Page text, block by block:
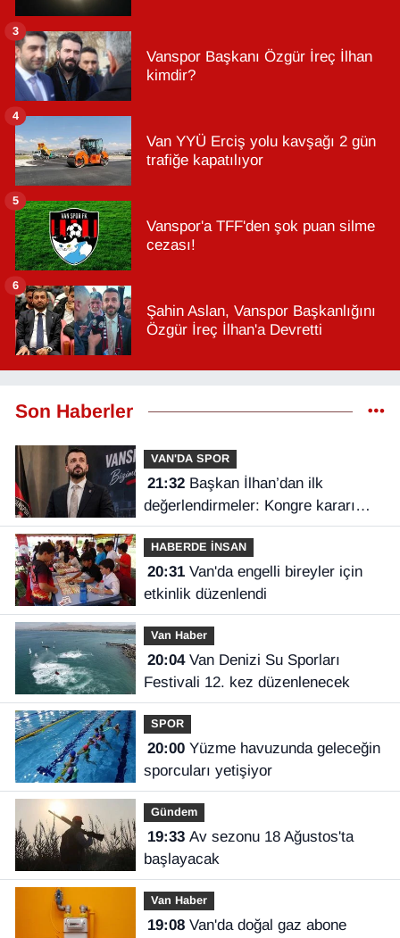
Vanspor Başkanı Özgür İreç İlhan
kimdir?
3
Van YYÜ Erciş yolu kavşağı 2 gün
trafiğe kapatılıyor
4
Vanspor'a TFF'den şok puan silme
cezası!
5
Şahin Aslan, Vanspor Başkanlığını
Özgür İreç İlhan'a Devretti
6
Son Haberler
VAN'DA SPOR
21:32Başkan İlhan’dan ilk
değerlendirmeler: Kongre kararı
Vanspor’u uçuruma sürükleyebilirdi!
HABERDE İNSAN
20:31Van'da engelli bireyler için
etkinlik düzenlendi
Van Haber
20:04Van Denizi Su Sporları
Festivali 12. kez düzenlenecek
SPOR
20:00Yüzme havuzunda geleceğin
sporcuları yetişiyor
Gündem
19:33Av sezonu 18 Ağustos'ta
başlayacak
Van Haber
19:08Van'da doğal gaz abone